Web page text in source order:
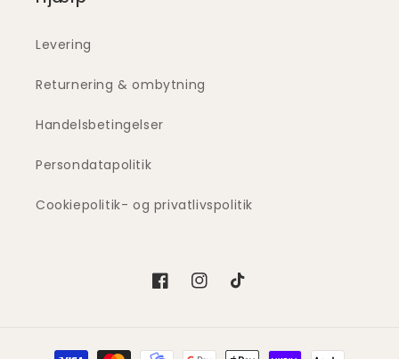
Levering
Returnering & ombytning
Handelsbetingelser
Persondatapolitik
Cookiepolitik- og privatlivspolitik
FacebookInstagram
TikTok
Betalingsmetoder